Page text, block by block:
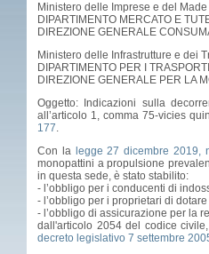
Ministero delle Imprese e del
DIPARTIMENTO MERCATO E
DIREZIONE GENERALE
Ministero delle Infrastrutture e dei
DIPARTIMENTO PER I
DIREZIONE GENERALE PER LA
Oggetto: Indicazioni sulla
all’articolo 1, comma 75-vicies
177.
Con la legge 27 dicembre 2019,
monopattini a propulsione
in questa sede, è stato stabilito:
- l’obbligo per i conducenti di
- l’obbligo per i proprietari di
- l’obbligo di assicurazione per la
dall'articolo 2054 del codice
decreto legislativo 7 settembre